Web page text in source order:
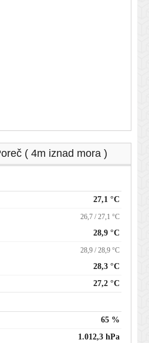
( 4m iznad mora )
27,1 °C
26,7 / 27,1 °C
28,9 °C
28,9 / 28,9 °C
28,3 °C
27,2 °C
65 %
1.012,3 hPa